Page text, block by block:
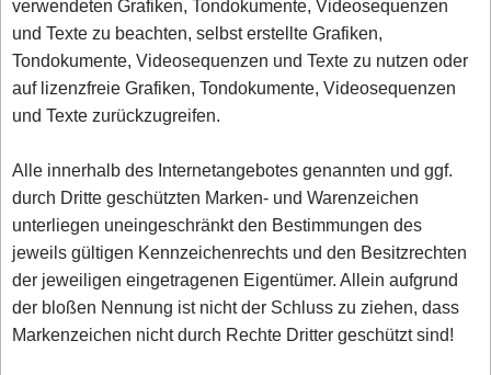
verwendeten Grafiken, Tondokumente, Videosequenzen
und Texte zu beachten, selbst erstellte Grafiken,
Tondokumente, Videosequenzen und Texte zu nutzen oder
auf lizenzfreie Grafiken, Tondokumente, Videosequenzen
und Texte zurückzugreifen.
Alle innerhalb des Internetangebotes genannten und ggf.
durch Dritte geschützten Marken- und Warenzeichen
unterliegen uneingeschränkt den Bestimmungen des
jeweils gültigen Kennzeichenrechts und den Besitzrechten
der jeweiligen eingetragenen Eigentümer. Allein aufgrund
der bloßen Nennung ist nicht der Schluss zu ziehen, dass
Markenzeichen nicht durch Rechte Dritter geschützt sind!